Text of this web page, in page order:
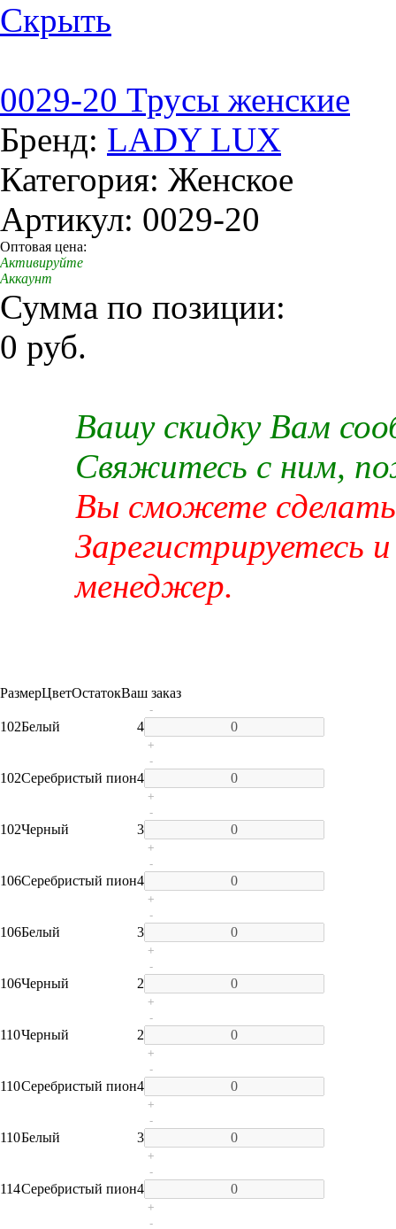
Скрыть
0029-20 Трусы женские
Бренд: LADY LUX
Категория: Женское
Артикул: 0029-20
Оптовая цена:
Активируйте
Аккаунт
Сумма по позиции:
0 руб.
Вашу скидку Вам
Свяжитесь с ним,
Вы сможете сделать
Зарегистрируетесь
менеджер.
РазмерЦветОстатокВаш заказ
102Белый 4
-
+
102Серебристый пион4
-
+
102Черный 3
-
+
106Серебристый пион4
-
+
106Белый 3
-
+
106Черный 2
-
+
110Черный 2
-
+
110Серебристый пион4
-
+
110Белый 3
-
+
114Серебристый пион4
-
+
-